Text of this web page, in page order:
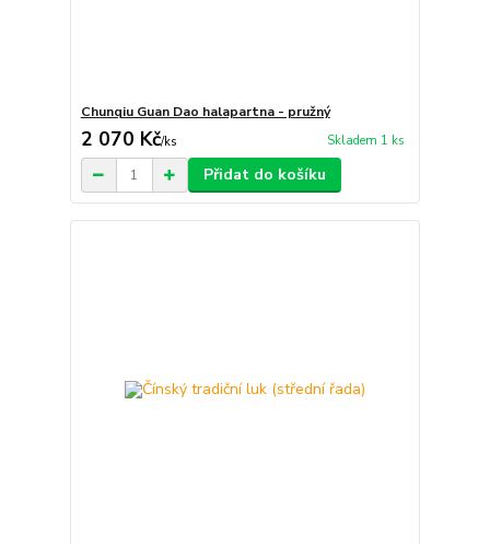
Chunqiu Guan Dao halapartna - pružný
2 070 Kč/ks Skladem 1 ks
Přidat do košíku